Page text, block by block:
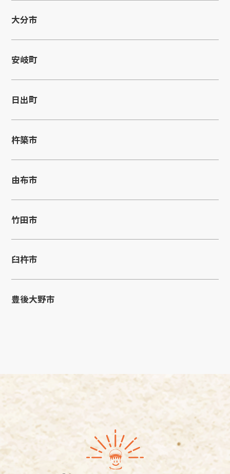
大分市
安岐町
日出町
杵築市
由布市
竹田市
臼杵市
豊後大野市